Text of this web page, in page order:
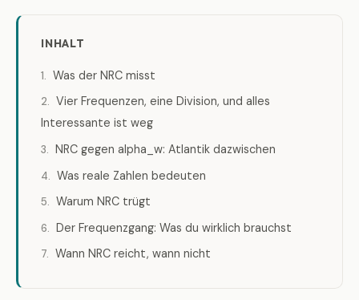
INHALT
Was der NRC misst
Vier Frequenzen, eine Division, und alles
Interessante ist weg
NRC gegen alpha_w: Atlantik dazwischen
Was reale Zahlen bedeuten
Warum NRC trügt
Der Frequenzgang: Was du wirklich brauchst
Wann NRC reicht, wann nicht